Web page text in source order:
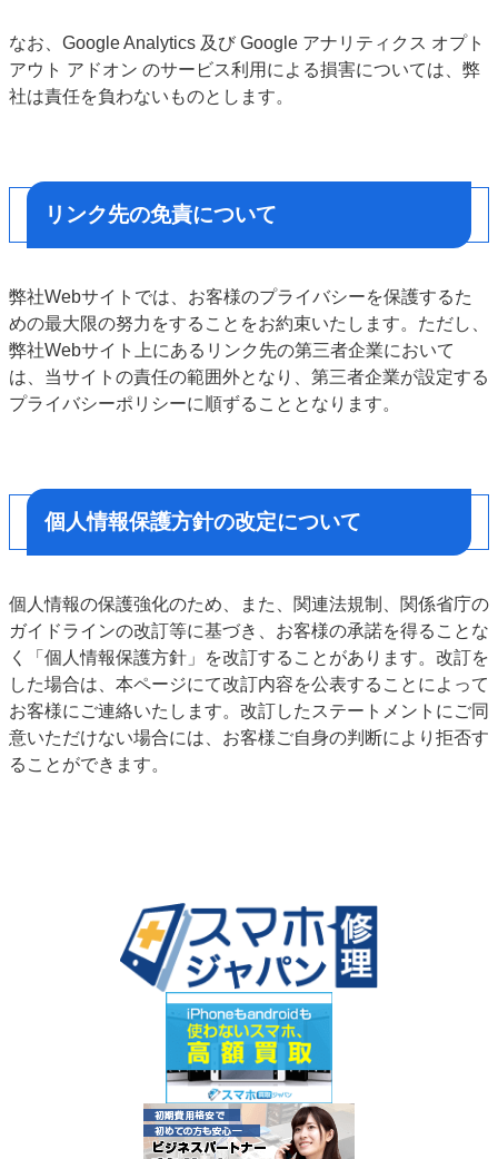
なお、Google Analytics 及び Google アナリティクス オプト
アウト アドオン のサービス利用による損害については、弊
社は責任を負わないものとします。
リンク先の免責について
弊社Webサイトでは、お客様のプライバシーを保護するた
めの最大限の努力をすることをお約束いたします。ただし、
弊社Webサイト上にあるリンク先の第三者企業において
は、当サイトの責任の範囲外となり、第三者企業が設定する
プライバシーポリシーに順ずることとなります。
個人情報保護方針の改定について
個人情報の保護強化のため、また、関連法規制、関係省庁の
ガイドラインの改訂等に基づき、お客様の承諾を得ることな
く「個人情報保護方針」を改訂することがあります。改訂を
した場合は、本ページにて改訂内容を公表することによって
お客様にご連絡いたします。改訂したステートメントにご同
意いただけない場合には、お客様ご自身の判断により拒否す
ることができます。